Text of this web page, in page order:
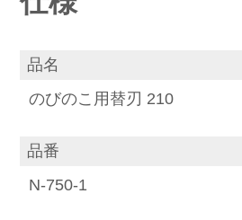
品名
のびのこ用替刃 210
品番
N-750-1